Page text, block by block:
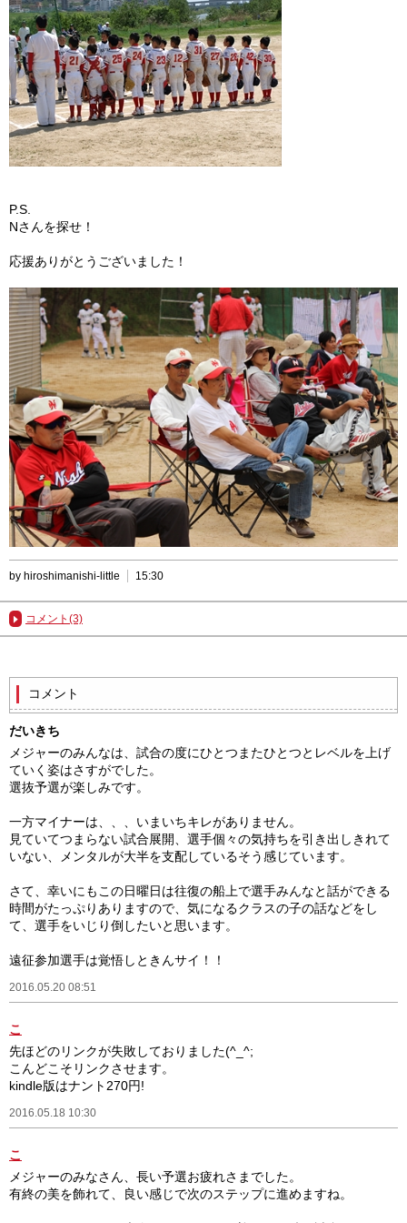
P.S.
Nさんを探せ！
応援ありがとうございました！
by hiroshimanishi-little 15:30
コメント(3)
コメント
だいきち
メジャーのみんなは、試合の度にひとつまたひとつとレベルを上げ
ていく姿はさすがでした。
選抜予選が楽しみです。
一方マイナーは、、、いまいちキレがありません。
見ていてつまらない試合展開、選手個々の気持ちを引き出しきれて
いない、メンタルが大半を支配しているそう感じています。
さて、幸いにもこの日曜日は往復の船上で選手みんなと話ができる
時間がたっぷりありますので、気になるクラスの子の話などをし
て、選手をいじり倒したいと思います。
遠征参加選手は覚悟しときんサイ！！
2016.05.20 08:51
こ
先ほどのリンクが失敗しておりました(^_^;
こんどこそリンクさせます。
kindle版はナント270円!
2016.05.18 10:30
こ
メジャーのみなさん、長い予選お疲れさまでした。
有終の美を飾れて、良い感じで次のステップに進めますね。